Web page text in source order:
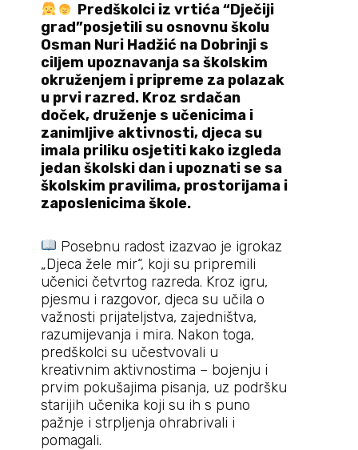
Predškolci iz vrtića “Dječiji
grad”posjetili su osnovnu školu
Osman Nuri Hadžić na Dobrinji s
ciljem upoznavanja sa školskim
okruženjem i pripreme za polazak
u prvi razred. Kroz srdačan
doček, druženje s učenicima i
zanimljive aktivnosti, djeca su
imala priliku osjetiti kako izgleda
jedan školski dan i upoznati se sa
školskim pravilima, prostorijama i
zaposlenicima škole.
Posebnu radost izazvao je igrokaz
„Djeca žele mir“, koji su pripremili
učenici četvrtog razreda. Kroz igru,
pjesmu i razgovor, djeca su učila o
važnosti prijateljstva, zajedništva,
razumijevanja i mira. Nakon toga,
predškolci su učestvovali u
kreativnim aktivnostima – bojenju i
prvim pokušajima pisanja, uz podršku
starijih učenika koji su ih s puno
pažnje i strpljenja ohrabrivali i
pomagali.